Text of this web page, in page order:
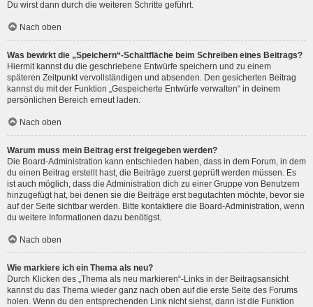
Du wirst dann durch die weiteren Schritte geführt.
Nach oben
Was bewirkt die „Speichern“-Schaltfläche beim Schreiben eines Beitrags?
Hiermit kannst du die geschriebene Entwürfe speichern und zu einem
späteren Zeitpunkt vervollständigen und absenden. Den gesicherten Beitrag
kannst du mit der Funktion „Gespeicherte Entwürfe verwalten“ in deinem
persönlichen Bereich erneut laden.
Nach oben
Warum muss mein Beitrag erst freigegeben werden?
Die Board-Administration kann entschieden haben, dass in dem Forum, in dem
du einen Beitrag erstellt hast, die Beiträge zuerst geprüft werden müssen. Es
ist auch möglich, dass die Administration dich zu einer Gruppe von Benutzern
hinzugefügt hat, bei denen sie die Beiträge erst begutachten möchte, bevor sie
auf der Seite sichtbar werden. Bitte kontaktiere die Board-Administration, wenn
du weitere Informationen dazu benötigst.
Nach oben
Wie markiere ich ein Thema als neu?
Durch Klicken des „Thema als neu markieren“-Links in der Beitragsansicht
kannst du das Thema wieder ganz nach oben auf die erste Seite des Forums
holen. Wenn du den entsprechenden Link nicht siehst, dann ist die Funktion